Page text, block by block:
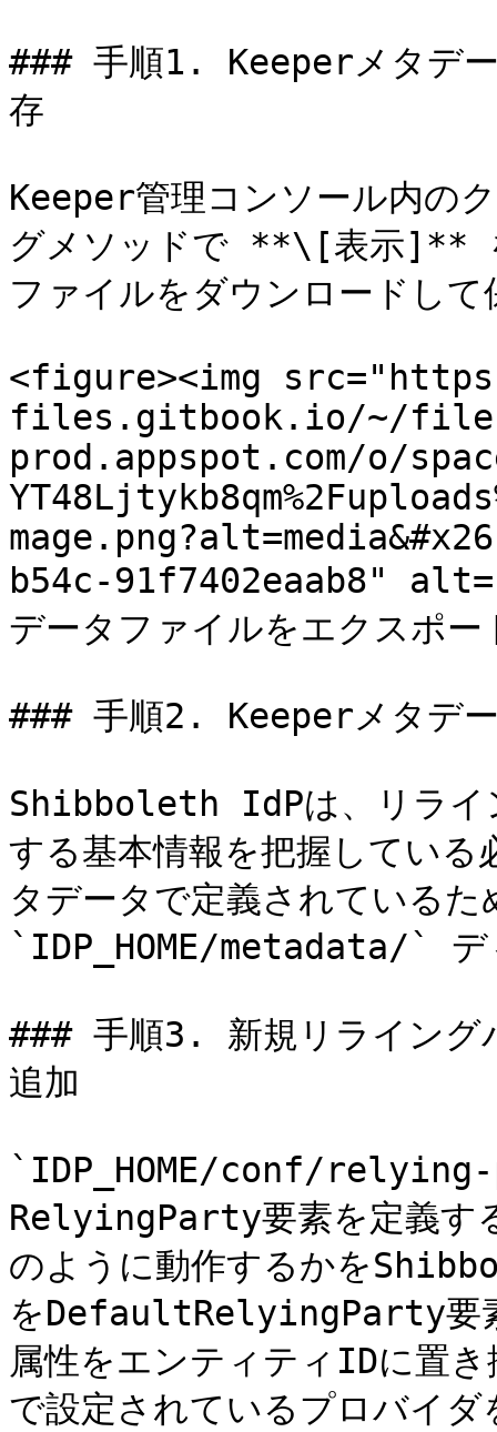
### 手順1. Keeperメタデー
存
Keeper管理コンソール内の
グメソッドで **\[表示]**
ファイルをダウンロードして
<figure><img
files.gitbook.io/~/
prod.appspot.com/o/
b54c-91f7402eaab8"
データファイルをエクス
### 手順2. Keeperメタデ
Shibboleth IdPは、リライ
する基本情報を把握している
タデータで定義されている
`IDP_HOME/metadata/` デ
### 手順3. 新規リライン
追加
`IDP_HOME/conf/
RelyingParty要素を定義す
のように動作するかを
をDefaultRelyingParty要
属性をエンティティIDに
で設定されているプロバイ